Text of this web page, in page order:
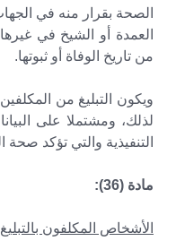
الصحة بقرار منه في
من تاريخ الوفاة أو ثبوتها.
ويكون التبليغ من
لذلك، ومشتملا على
التنفيذية والتي تؤكد صحة
مادة (36):
الأشخاص المكلفون